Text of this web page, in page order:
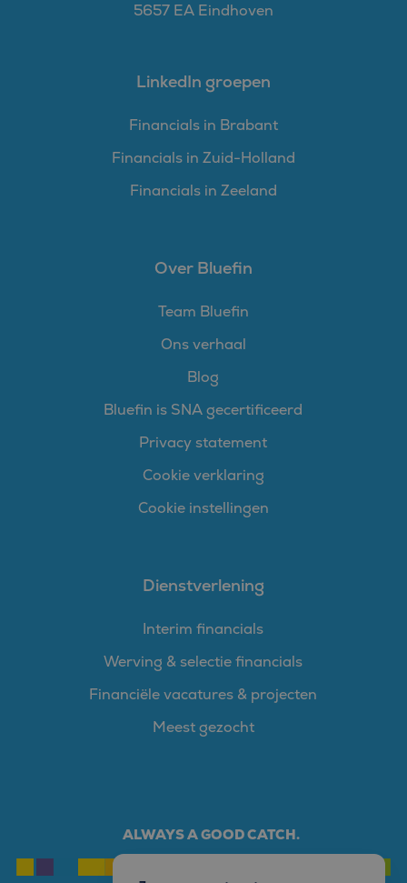
5657 EA Eindhoven
LinkedIn groepen
Financials in Brabant
Financials in Zuid-Holland
Financials in Zeeland
Over Bluefin
Team Bluefin
Ons verhaal
Blog
Bluefin is SNA gecertificeerd
Privacy statement
Cookie verklaring
Cookie instellingen
Dienstverlening
Interim financials
Werving & selectie financials
Financiële vacatures & projecten
Meest gezocht
ALWAYS A GOOD CATCH.